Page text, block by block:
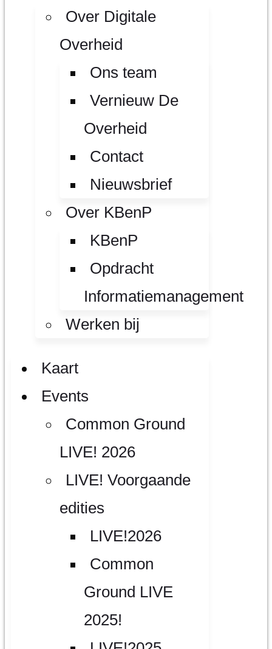
Over Digitale
Overheid
Ons team
Vernieuw De
Overheid
Contact
Nieuwsbrief
Over KBenP
KBenP
Opdracht
Informatiemanagement
Werken bij
Kaart
Events
Common Ground
LIVE! 2026
LIVE! Voorgaande
edities
LIVE!2026
Common
Ground LIVE
2025!